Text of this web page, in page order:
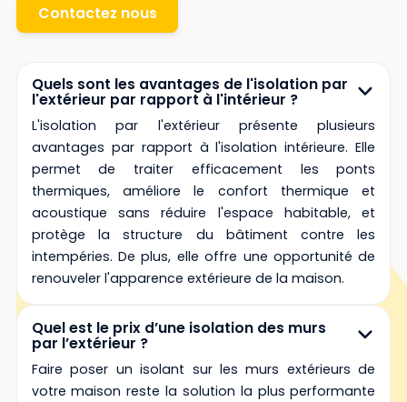
Contactez nous
Quels sont les avantages de l'isolation par
l'extérieur par rapport à l'intérieur ?
L'isolation par l'extérieur présente plusieurs
avantages par rapport à l'isolation intérieure. Elle
permet de traiter efficacement les ponts
thermiques, améliore le confort thermique et
acoustique sans réduire l'espace habitable, et
protège la structure du bâtiment contre les
intempéries. De plus, elle offre une opportunité de
renouveler l'apparence extérieure de la maison.
Quel est le prix d’une isolation des murs
par l’extérieur ?
Faire poser un isolant sur les murs extérieurs de
votre maison reste la solution la plus performante